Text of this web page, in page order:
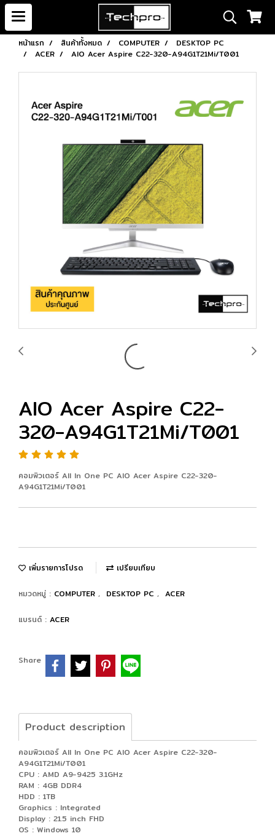
หน้าแรก สินค้าทั้งหมด COMPUTER
DESKTOP PC
ACER
AIO Acer Aspire C22-320-A94G1T21Mi/T001
AIO Acer Aspire C22-
320-A94G1T21Mi/T001
คอมพิวเตอร์ All In One PC AIO Acer Aspire C22-320-
A94G1T21Mi/T001
เพิ่มรายการโปรด เปรียบเทียบ
หมวดหมู่ : COMPUTER , DESKTOP PC , ACER
แบรนด์ : ACER
Share
Product description
คอมพิวเตอร์ All In One PC AIO Acer Aspire C22-320-
A94G1T21Mi/T001
CPU : AMD A9-9425 3.1GHz
RAM : 4GB DDR4
HDD : 1TB
Graphics : Integrated
Display : 21.5 inch FHD
OS : Windows 10